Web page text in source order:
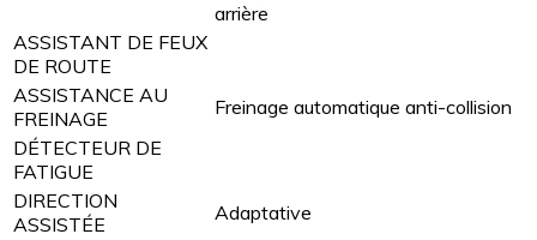
arrière
ASSISTANT DE FEUX
DE ROUTE
ASSISTANCE AU
FREINAGE
Freinage automatique anti-collision
DÉTECTEUR DE
FATIGUE
DIRECTION
ASSISTÉE
Adaptative